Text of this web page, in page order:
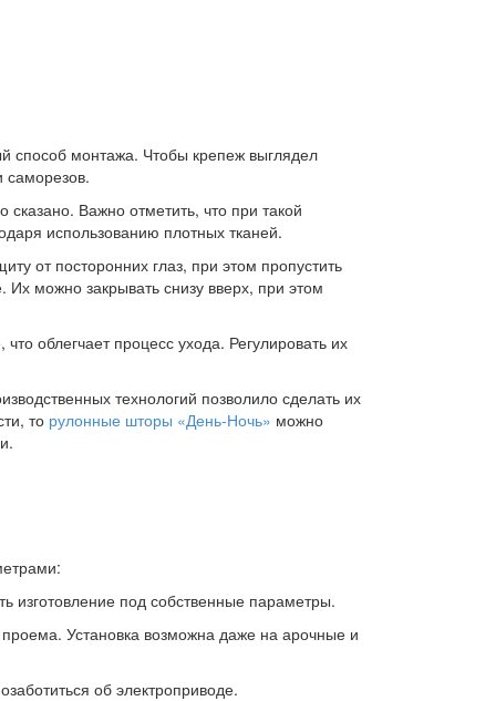
способ монтажа. Чтобы крепеж выглядел
саморезов.
Важно отметить, что при такой
использованию плотных тканей.
от посторонних глаз, при этом пропустить
можно закрывать снизу вверх, при этом
облегчает процесс ухода. Регулировать их
технологий позволило сделать их
то рулонные шторы «День-Ночь» можно
изготовление под собственные параметры.
Установка возможна даже на арочные и
об электроприводе.